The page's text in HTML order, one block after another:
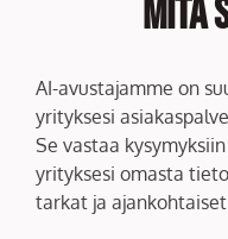
Mitä
AI-avustajamme on
yrityksesi
Se vastaa
yrityksesi omasta
tarkat ja